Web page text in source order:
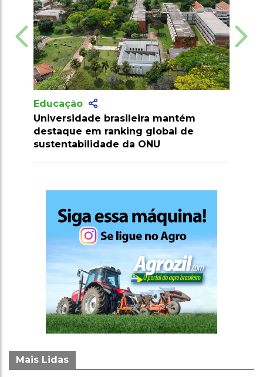
Educação
Vagas no Processo Seletivo do IFMG
com 4.985 oportunidades em 18
unidades
Mais Lidas